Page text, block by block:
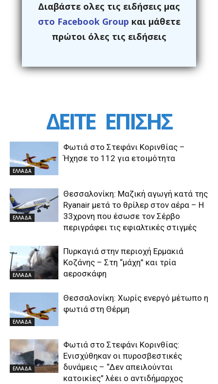
Διαβάστε ολες τις ειδήσεις μας
στο Facebook Group και μάθετε
πρώτοι όλες τις ειδήσεις
ΔΕΙΤΕ ΕΠΙΣΗΣ
ΕΛΛΑΔΑ
Φωτιά στο Στεφάνι Κορινθίας –
Ήχησε το 112 για ετοιμότητα
ΕΛΛΑΔΑ
Θεσσαλονίκη: Μαζική αγωγή κατά της
Ryanair μετά το θρίλερ στον αέρα – Η
33χρονη που έσωσε τον Σέρβο
περιγράφει τις εφιαλτικές στιγμές
ΕΛΛΑΔΑ
Πυρκαγιά στην περιοχή Ερμακιά
Κοζάνης – Στη “μάχη” και τρία
αεροσκάφη
ΕΛΛΑΔΑ
Θεσσαλονίκη: Χωρίς ενεργό μέτωπο η
φωτιά στη Θέρμη
ΕΛΛΑΔΑ
Φωτιά στο Στεφάνι Κορινθίας:
Ενισχύθηκαν οι πυροσβεστικές
δυνάμεις – “Δεν απειλούνται
κατοικίες” λέει ο αντιδήμαρχος